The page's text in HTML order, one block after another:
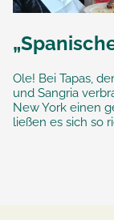
Ole! Bei Tapas,
und Sangria
New York einen
ließen es sich so